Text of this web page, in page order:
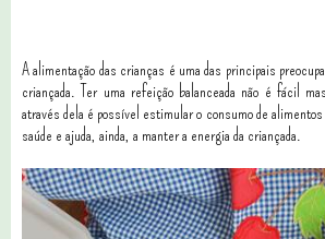
A alimentação das crianças é uma das principais
criançada. Ter uma refeição balanceada não é fácil
através dela é possível estimular o consumo de
saúde e ajuda, ainda, a manter a energia da criançada.